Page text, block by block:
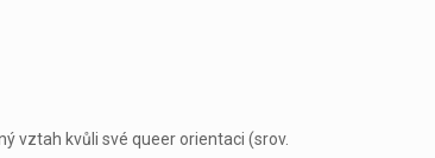
vztah kvůli své queer orientaci (srov.